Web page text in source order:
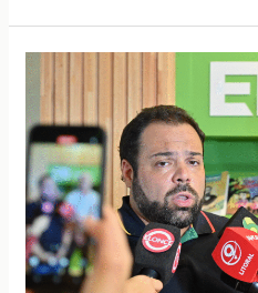
la
tía
Pepa:
una
reliquia
que
resiste
al
cambio